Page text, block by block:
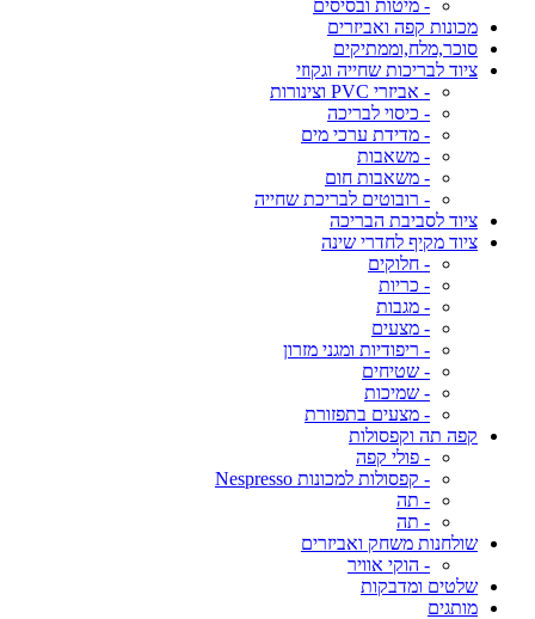
- מיטות ובסיסים
מכונות קפה ואביזרים
סוכר,מלח,וממתיקים
ציוד לבריכות שחייה וגקוזי
- אביזרי PVC וצינורות
- כיסוי לבריכה
- מדידת ערכי מים
- משאבות
- משאבות חום
- רובוטים לבריכת שחייה
ציוד לסביבת הבריכה
ציוד מקיף לחדרי שינה
- חלוקים
- כריות
- מגבות
- מצעים
- ריפודיות ומגני מזרון
- שטיחים
- שמיכות
- מצעים בתפזורת
קפה תה וקפסולות
- פולי קפה
- קפסולות למכונות Nespresso
- תה
- תה
שולחנות משחק ואביזרים
- הוקי אוויר
שלטים ומדבקות
מותגים